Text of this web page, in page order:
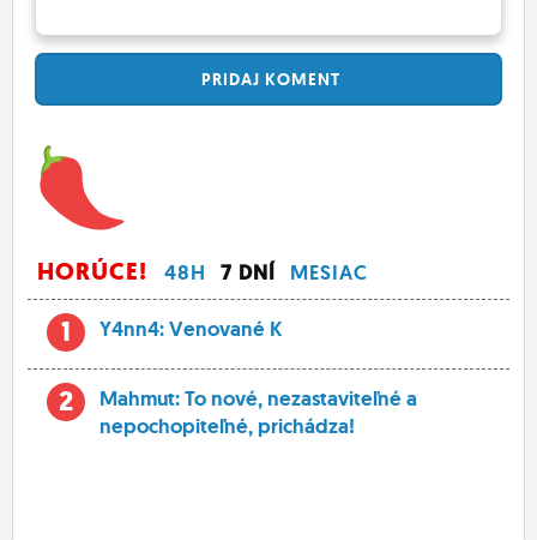
PRIDAJ KOMENT
HORÚCE! 48H 7 DNÍ MESIAC
1 Y4nn4: Venované K
2
Mahmut: To nové, nezastaviteľné a
nepochopiteľné, prichádza!